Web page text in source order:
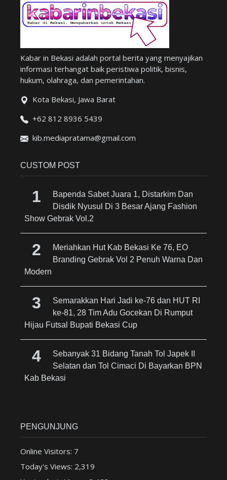
Kabar in Bekasi adalah portal berita yang menyajikan
informasi terhangat baik peristiwa politik, bisnis,
hukum, olahraga, dan pemerintahan.
Kota Bekasi, Jawa Barat
+62 812 8936 5439
kib.mediapratama@gmail.com
CUSTOM POST
Bapenda Sabet Juara 1, Distarkim Dan
Disdik Nyusul Di 3 Besar Ajang Fashion
Show Gebrak Vol.2
Meriahkan Hut Kab Bekasi Ke 76, EO
Branding Gebrak Vol 2 Penuh Warna Dan
Modern
Semarakkan Hari Jadi ke-76 dan HUT RI
ke-81, 28 Tim Adu Gocekan Di Rumput
Hijau Futsal Bupati Bekasi Cup
Sebanyak 31 Bidang Tanah Tol Japek II
Selatan dan Tol Cimaci Di Bayarkan BPN
Kab Bekasi
PENGUNJUNG
Online Visitors: 7
Today's Views: 2,319